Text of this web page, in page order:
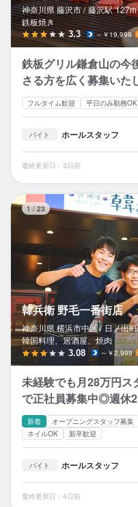
神奈川県 藤沢市 / 藤沢駅 127m
鉄板焼き
3.3 ～￥19,999
鉄板グリル鎌倉山の今
さる方を広く募集いた
フルタイム歓迎 平日のみ勤務OK
バイト ホールスタッフ
最終更新日：3日前
1/23
韓兵衛 野毛一番街店
神奈川県 横浜市中区 / 日ノ出町
韓国料理、居酒屋、焼肉
3.08 ～￥2,999
未経験でも月28万円ス
で正社員募集中◎週休
新着 オープニングスタッフ募集
ネイルOK
新卒歓迎
バイト ホールスタッフ
最終更新日：4日前